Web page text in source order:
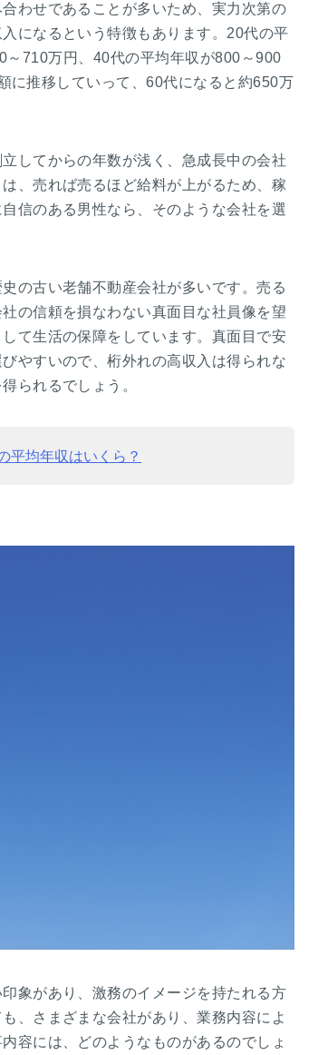
わせであることが多いため、実力次第の
になるという特徴もあります。20代の平
710万円、40代の平均年収が800～900
に推移していって、60代になると約650万
してからの年数が浅く、急成長中の会社
、売れば売るほど給料が上がるため、稼
信のある男性なら、そのような会社を選
の古い老舗不動産会社が多いです。売る
の信頼を損なわない真面目な社員像を望
て生活の保障をしています。真面目で安
やすいので、桁外れの高収入は得られな
られるでしょう。
平均年収はいくら？
象があり、激務のイメージを持たれる方
、さまざまな会社があり、業務内容によ
容には、どのようなものがあるのでしょ